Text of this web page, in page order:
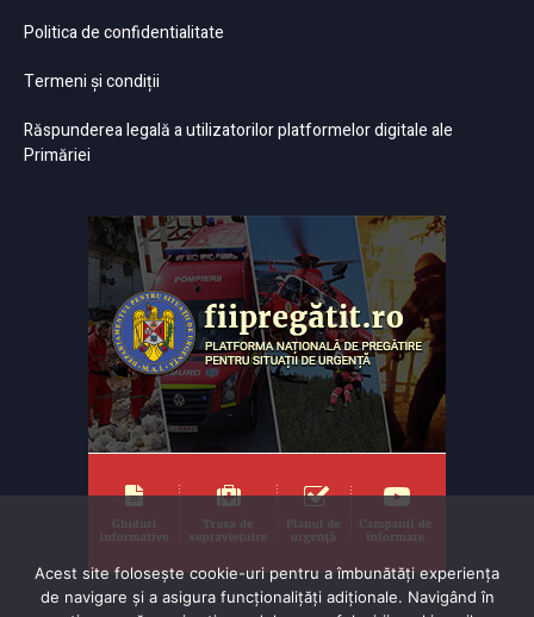
Politica de confidentialitate
Termeni și condiții
Răspunderea legală a utilizatorilor platformelor digitale ale
Primăriei
Acest site folosește cookie-uri pentru a îmbunătăți experiența
de navigare și a asigura funcționalițăți adiționale. Navigând în